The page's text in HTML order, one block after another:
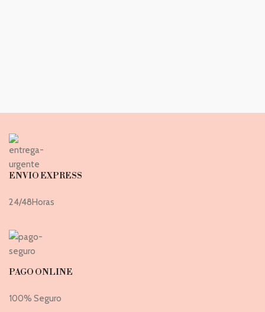
ENVIO EXPRESS
24/48Horas
PAGO ONLINE
100% Seguro